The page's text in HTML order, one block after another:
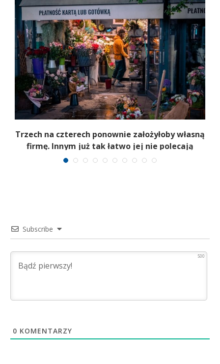
Trzech na czterech ponownie założyłoby własną
firmę. Innym już tak łatwo jej nie polecają
Subscribe
500
0 KOMENTARZY